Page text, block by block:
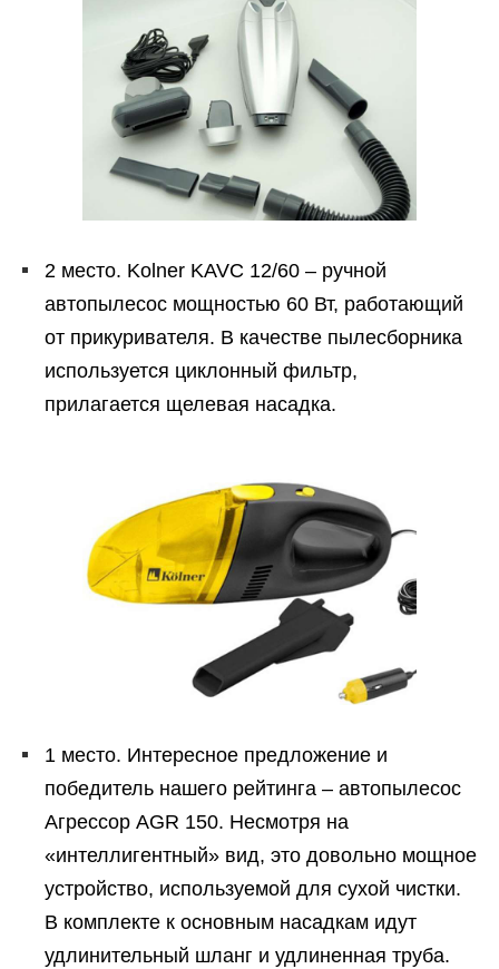
2 место. Kolner KAVC 12/60 – ручной
автопылесос мощностью 60 Вт, работающий
от прикуривателя. В качестве пылесборника
используется циклонный фильтр,
прилагается щелевая насадка.
1 место. Интересное предложение и
победитель нашего рейтинга – автопылесос
Агрессор AGR 150. Несмотря на
«интеллигентный» вид, это довольно мощное
устройство, используемой для сухой чистки.
В комплекте к основным насадкам идут
удлинительный шланг и удлиненная труба.